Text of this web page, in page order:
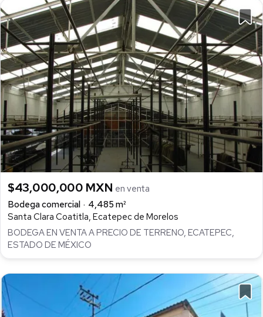
$43,000,000 MXN en venta
Bodega comercial
4,485 m²
Santa Clara Coatitla, Ecatepec de Morelos
BODEGA EN VENTA A PRECIO DE TERRENO, ECATEPEC,
ESTADO DE MÉXICO